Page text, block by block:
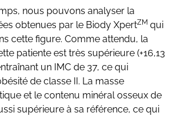
nous pouvons analyser la
obtenues par le Biody XpertZM qui
cette figure. Comme attendu, la
patiente est très supérieure (+16,13
un IMC de 37, ce qui
de classe II. La masse
et le contenu minéral osseux de
supérieure à sa référence, ce qui